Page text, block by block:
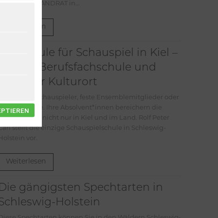
gebraucht? LANDRAT in...
Weiterlesen
Die Schule für Schauspiel in Kiel –
private Berufsfachschule und
kreativer Kulturort
Ob als freie Schauspieler, feste Ensemblemitglieder oder
Regisseure. Ihre Absolvent*innen bereichern die
nicht nur in Kiel und im Land. Rolf Peter
stellt die einzige Schauspielschule in Schleswig-
Holstein vor.
Weiterlesen
Die gängigsten Spechtarten in
Holstein